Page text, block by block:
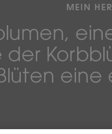
MEIN
der